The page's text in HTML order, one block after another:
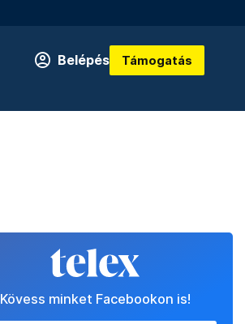
Belépés Támogatás
Kövess minket Facebookon is!